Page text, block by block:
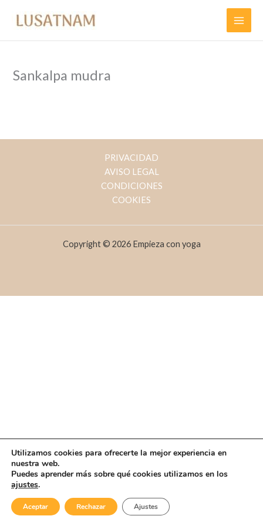
Sankalpa mudra
PRIVACIDAD
AVISO LEGAL
CONDICIONES
COOKIES
Copyright © 2026 Empieza con yoga
Utilizamos cookies para ofrecerte la mejor experiencia en
nuestra web.
Puedes aprender más sobre qué cookies utilizamos en los
ajustes.
Aceptar Rechazar Ajustes